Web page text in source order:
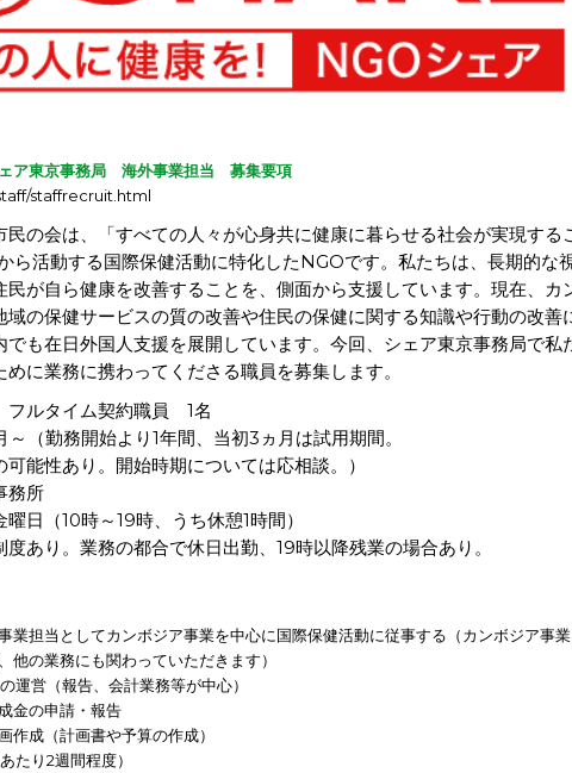
ェア東京事務局 海外事業担当 募集要項
staffrecruit.html
の会は、「すべての人々が心身共に健康に暮らせる社会が実現する
ら活動する国際保健活動に特化したNGOです。私たちは、長期的な
民が自ら健康を改善することを、側面から支援しています。現在、カ
域の保健サービスの質の改善や住民の保健に関する知識や行動の改善
でも在日外国人支援を展開しています。今回、シェア東京事務局で私
に業務に携わってくださる職員を募集します。
フルタイム契約職員 1名
～（勤務開始より1年間、当初3ヵ月は試用期間。
能性あり。開始時期については応相談。）
務所
曜日（10時～19時、うち休憩1時間）
あり。業務の都合で休日出勤、19時以降残業の場合あり。
業担当としてカンボジア事業を中心に国際保健活動に従事する（カンボジア事
他の業務にも関わっていただきます）
運営（報告、会計業務等が中心）
金の申請・報告
作成（計画書や予算の作成）
たり2週間程度）